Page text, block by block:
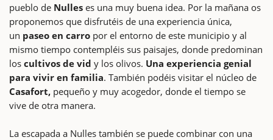
pueblo de Nulles es una muy buena idea. Por la mañana os
proponemos que disfrutéis de una experiencia única,
un paseo en carro por el entorno de este municipio y al
mismo tiempo contempléis sus paisajes, donde predominan
los cultivos de vid y los olivos. Una experiencia genial
para vivir en familia. También podéis visitar el núcleo de
Casafort, pequeño y muy acogedor, donde el tiempo se
vive de otra manera.
La escapada a Nulles también se puede combinar con una